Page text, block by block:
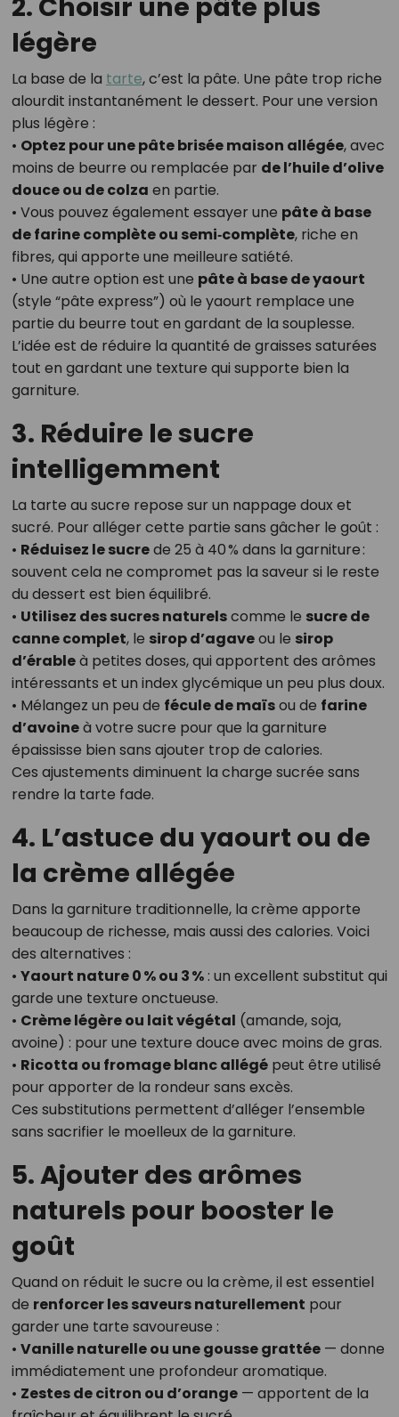
2. Choisir une pâte plus
légère
La base de la tarte, c’est la pâte. Une pâte trop riche
alourdit instantanément le dessert. Pour une version
plus légère :
• Optez pour une pâte brisée maison allégée, avec
moins de beurre ou remplacée par de l’huile d’olive
douce ou de colza en partie.
• Vous pouvez également essayer une pâte à base
de farine complète ou semi‑complète, riche en
fibres, qui apporte une meilleure satiété.
• Une autre option est une pâte à base de yaourt
(style “pâte express”) où le yaourt remplace une
partie du beurre tout en gardant de la souplesse.
L’idée est de réduire la quantité de graisses saturées
tout en gardant une texture qui supporte bien la
garniture.
3. Réduire le sucre
intelligemment
La tarte au sucre repose sur un nappage doux et
sucré. Pour alléger cette partie sans gâcher le goût :
• Réduisez le sucrede 25 à 40 % dans la garniture :
souvent cela ne compromet pas la saveur si le reste
du dessert est bien équilibré.
• Utilisez des sucres naturelscomme le sucre de
canne complet, le sirop d’agaveou le sirop
d’érableà petites doses, qui apportent des arômes
intéressants et un index glycémique un peu plus doux.
• Mélangez un peu de fécule de maïsou de farine
d’avoineà votre sucre pour que la garniture
épaississe bien sans ajouter trop de calories.
Ces ajustements diminuent la charge sucrée sans
rendre la tarte fade.
4. L’astuce du yaourt ou de
la crème allégée
Dans la garniture traditionnelle, la crème apporte
beaucoup de richesse, mais aussi des calories. Voici
des alternatives :
• Yaourt nature 0 % ou 3 %: un excellent substitut qui
garde une texture onctueuse.
• Crème légère ou lait végétal (amande, soja,
avoine) : pour une texture douce avec moins de gras.
• Ricotta ou fromage blanc allégépeut être utilisé
pour apporter de la rondeur sans excès.
Ces substitutions permettent d’alléger l’ensemble
sans sacrifier le moelleux de la garniture.
5. Ajouter des arômes
naturels pour booster le
goût
Quand on réduit le sucre ou la crème, il est essentiel
de renforcer les saveurs naturellement pour
garder une tarte savoureuse :
• Vanille naturelle ou une gousse grattée— donne
immédiatement une profondeur aromatique.
• Zestes de citron ou d’orange— apportent de la